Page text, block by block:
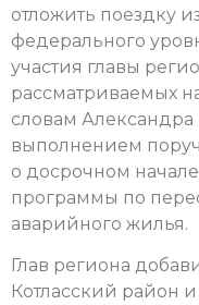
отложить поездку
федерального
участия главы
рассматриваемых
словам Александра
выполнением
о досрочном
программы по
аварийного жилья.
Глав региона
Котласский район и